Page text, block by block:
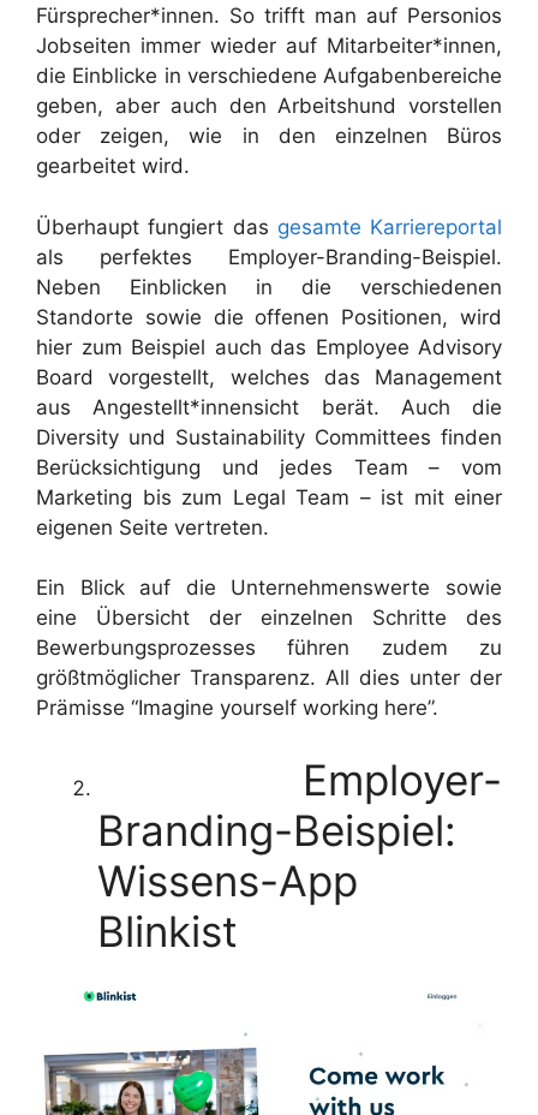
Fürsprecher*innen. So trifft man auf Personios
Jobseiten immer wieder auf Mitarbeiter*innen,
die Einblicke in verschiedene Aufgabenbereiche
geben, aber auch den Arbeitshund vorstellen
oder zeigen, wie in den einzelnen Büros
gearbeitet wird.
Überhaupt fungiert das gesamte Karriereportal
als perfektes Employer-Branding-Beispiel.
Neben Einblicken in die verschiedenen
Standorte sowie die offenen Positionen, wird
hier zum Beispiel auch das Employee Advisory
Board vorgestellt, welches das Management
aus Angestellt*innensicht berät. Auch die
Diversity und Sustainability Committees finden
Berücksichtigung und jedes Team – vom
Marketing bis zum Legal Team – ist mit einer
eigenen Seite vertreten.
Ein Blick auf die Unternehmenswerte sowie
eine Übersicht der einzelnen Schritte des
Bewerbungsprozesses führen zudem zu
größtmöglicher Transparenz. All dies unter der
Prämisse “Imagine yourself working here”.
Employer-
Branding-Beispiel:
Wissens-App
Blinkist